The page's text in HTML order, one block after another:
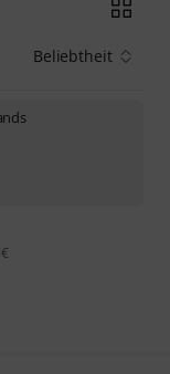
Beliebtheit